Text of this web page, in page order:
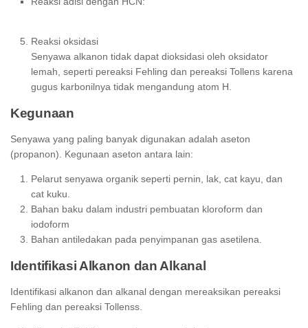
Reaksi oksidasi
Senyawa alkanon tidak dapat dioksidasi oleh oksidator
lemah, seperti pereaksi Fehling dan pereaksi Tollens karena
gugus karbonilnya tidak mengandung atom H.
Kegunaan
Senyawa yang paling banyak digunakan adalah aseton
(propanon). Kegunaan aseton antara lain:
Pelarut senyawa organik seperti pernin, lak, cat kayu, dan
cat kuku.
Bahan baku dalam industri pembuatan kloroform dan
iodoform
Bahan antiledakan pada penyimpanan gas asetilena.
Identifikasi Alkanon dan Alkanal
Identifikasi alkanon dan alkanal dengan mereaksikan pereaksi
Fehling dan pereaksi Tollenss.